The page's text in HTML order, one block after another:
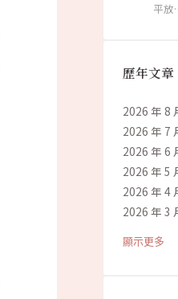
平
歷年文章
2026 年 8
2026 年 7
2026 年 6
2026 年 5
2026 年 4
2026 年 3
顯示更多